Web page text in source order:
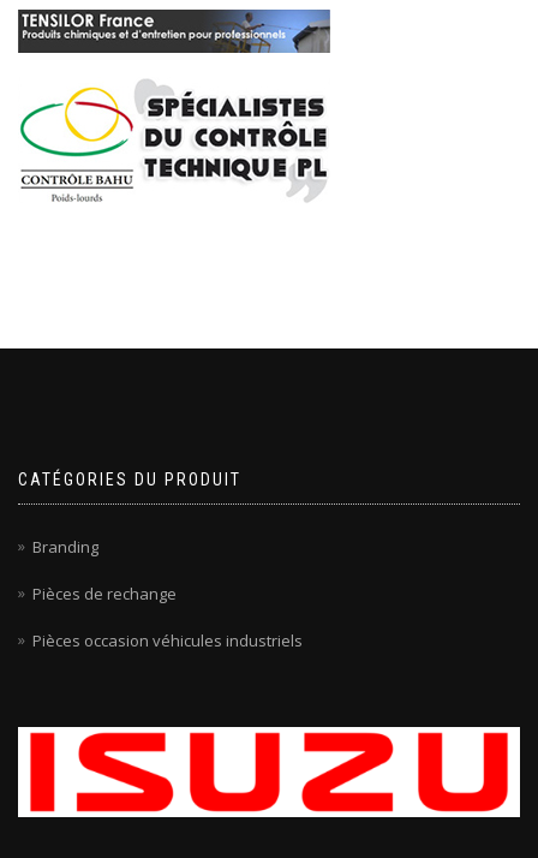
CATÉGORIES DU PRODUIT
Branding
Pièces de rechange
Pièces occasion véhicules industriels